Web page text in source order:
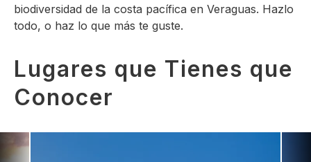
biodiversidad de la costa pacífica en Veraguas. Hazlo
todo, o haz lo que más te guste.
Lugares que Tienes que
Conocer